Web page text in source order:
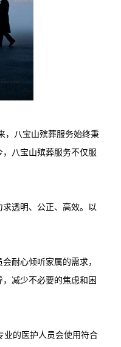
八宝山殡葬服务始终秉
八宝山殡葬服务不仅服
透明、公正、高效。以
耐心倾听家属的需求，
减少不必要的焦虑和困
业的医护人员会使用符合